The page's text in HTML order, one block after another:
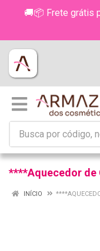
🚚📦 Frete grátis
****Aquecedor de
INÍCIO